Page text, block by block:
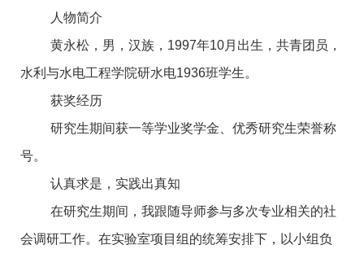
人物简介
黄永松，男，汉族，1997年10月出生，共青团员，
水利与水电工程学院研水电1936班学生。
获奖经历
研究生期间获一等学业奖学金、优秀研究生荣誉称
号。
认真求是，实践出真知
在研究生期间，我跟随导师参与多次专业相关的社
会调研工作。在实验室项目组的统筹安排下，以小组负